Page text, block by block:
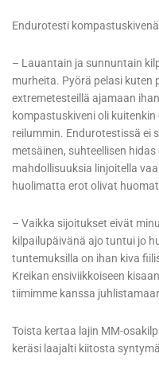
Endurotesti kompastuskivenä
– Lauantain ja sunnuntain
murheita. Pyörä pelasi kuten
extremetesteillä ajamaan
kompastuskiveni oli
reilummin. Endurotestissä ei
metsäinen, suhteellisen
mahdollisuuksia linjoitella
huolimatta erot olivat
– Vaikka sijoitukset eivät
kilpailupäivänä ajo tuntui jo
tuntemuksilla on ihan kiva
Kreikan ensiviikkoiseen
tiimimme kanssa
Toista kertaa lajin MM-
keräsi laajalti kiitosta